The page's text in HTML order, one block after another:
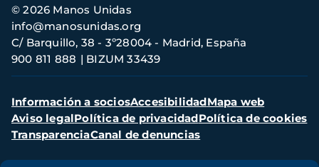
Información
de
contacto
© 2026 Manos Unidas
C/ Barquillo, 38 - 3º28004 - Madrid, España
900 811 888
BIZUM 33439
info@manosunidas.org
Menú
secundario
Información a sociosAccesibilidadMapa web
Aviso legalPolítica de privacidadPolítica de cookies
TransparenciaCanal de denuncias